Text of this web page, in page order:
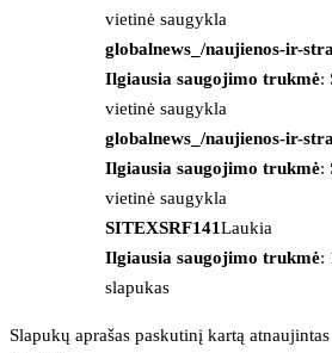
vietinė saugykla
globalnews_/naujienos-ir-
Ilgiausia saugojimo trukmė:
vietinė saugykla
globalnews_/naujienos-ir-
Ilgiausia saugojimo trukmė:
vietinė saugykla
SITEXSRF141Laukia
Ilgiausia saugojimo trukmė:
slapukas
Slapukų aprašas paskutinį kartą